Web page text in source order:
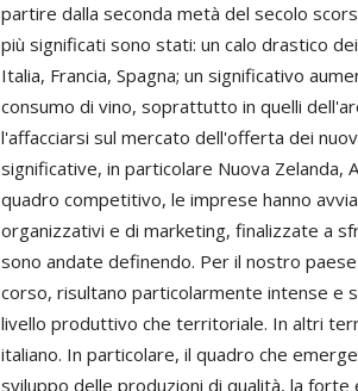
partire dalla seconda metà del secolo
più significati sono stati: un calo drastico
Italia, Francia, Spagna; un significativo
consumo di vino, soprattutto in quelli
l'affacciarsi sul mercato dell'offerta dei
significative, in particolare Nuova Zelanda,
quadro competitivo, le imprese hanno
organizzativi e di marketing, finalizzate a
sono andate definendo. Per il nostro
corso, risultano particolarmente intense e
livello produttivo che territoriale. In altri
italiano. In particolare, il quadro che
sviluppo delle produzioni di qualità, la